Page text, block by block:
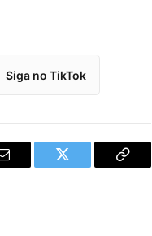
Siga no TikTok
Email Twitter
Copy